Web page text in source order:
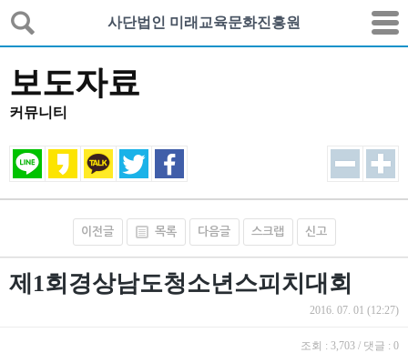
사단법인 미래교육문화진흥원
보도자료
커뮤니티
이전글 목록 다음글 스크랩 신고
제1회경상남도청소년스피치대회
2016. 07. 01 (12:27)
조회 : 3,703 / 댓글 : 0